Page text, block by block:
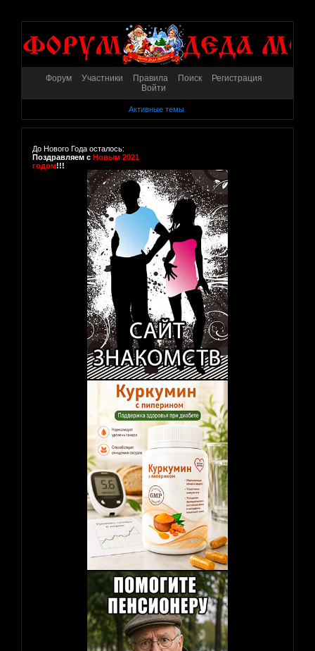
Форум Участники Правила Поиск
Регистрация
Войти
Активные темы
До Нового Года осталось:
Поздравляем с Новым 2021
годом!!!